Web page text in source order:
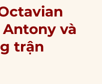
và
trận